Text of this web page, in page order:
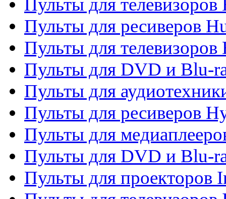
Пульты для телевизоров
Пульты для ресиверов
Пульты для
Пульты для DVD и Blu-
Пульты для
Пульты для ресиверов
Пульты для
Пульты для DVD и Blu-
Пульты для проекторов